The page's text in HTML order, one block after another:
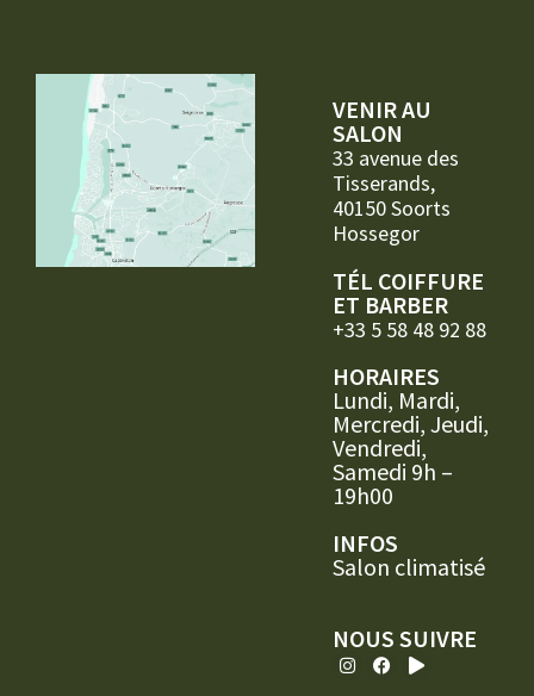
VENIR AU
SALON
33 avenue des
Tisserands,
40150 Soorts
Hossegor
TÉL COIFFURE
ET BARBER
+33 5 58 48 92 88
HORAIRES
Lundi, Mardi,
Mercredi, Jeudi,
Vendredi,
Samedi 9h –
19h00
INFOS
Salon climatisé
NOUS SUIVRE